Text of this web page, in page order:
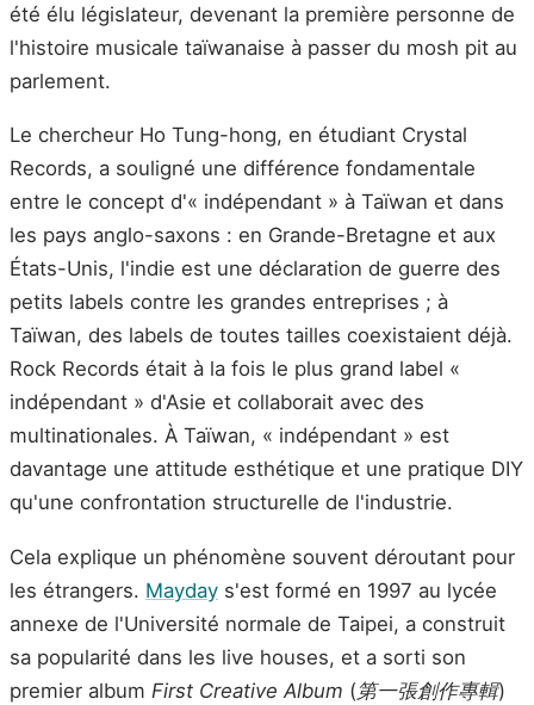
été élu législateur, devenant la première personne de
l'histoire musicale taïwanaise à passer du mosh pit au
parlement.
Le chercheur Ho Tung-hong, en étudiant Crystal
Records, a souligné une différence fondamentale
entre le concept d'« indépendant » à Taïwan et dans
les pays anglo-saxons : en Grande-Bretagne et aux
États-Unis, l'indie est une déclaration de guerre des
petits labels contre les grandes entreprises ; à
Taïwan, des labels de toutes tailles coexistaient déjà.
Rock Records était à la fois le plus grand label «
indépendant » d'Asie et collaborait avec des
multinationales. À Taïwan, « indépendant » est
davantage une attitude esthétique et une pratique DIY
qu'une confrontation structurelle de l'industrie.
Cela explique un phénomène souvent déroutant pour
les étrangers. Mayday s'est formé en 1997 au lycée
annexe de l'Université normale de Taipei, a construit
sa popularité dans les live houses, et a sorti son
premier album First Creative Album ( 第一張創作專輯)